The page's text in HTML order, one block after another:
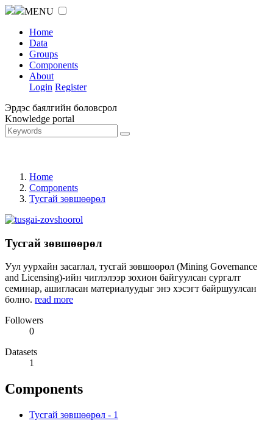
MENU
Home
Data
Groups
Components
About
Login Register
Эрдэс баялгийн боловсрол
Knowledge portal
Home
Components
Тусгай зөвшөөрөл
Тусгай зөвшөөрөл
Уул уурхайн засаглал, тусгай зөвшөөрөл (Mining Governance
and Licensing)-ийн чиглэлээр зохион байгуулсан сургалт
семинар, ашигласан материалуудыг энэ хэсэгт байршуулсан
болно. read more
Followers
0
Datasets
1
Components
Тусгай зөвшөөрөл - 1